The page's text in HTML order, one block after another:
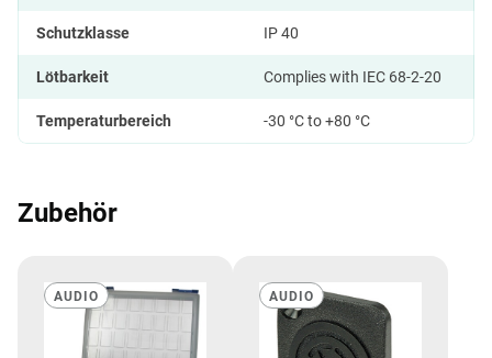
Schutzklasse IP 40
Lötbarkeit Complies with IEC 68-2-20
Temperaturbereich -30 °C to +80 °C
Zubehör
AUDIO AUDIO